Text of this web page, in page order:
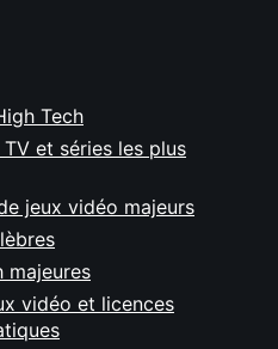
Tech
et séries les plus
jeux vidéo majeurs
majeures
vidéo et licences